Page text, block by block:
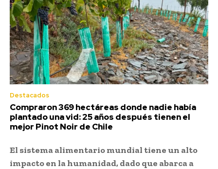
Destacados
Compraron 369 hectáreas donde nadie había
plantado una vid: 25 años después tienen el
mejor Pinot Noir de Chile
El sistema alimentario mundial tiene un alto
impacto en la humanidad, dado que abarca a